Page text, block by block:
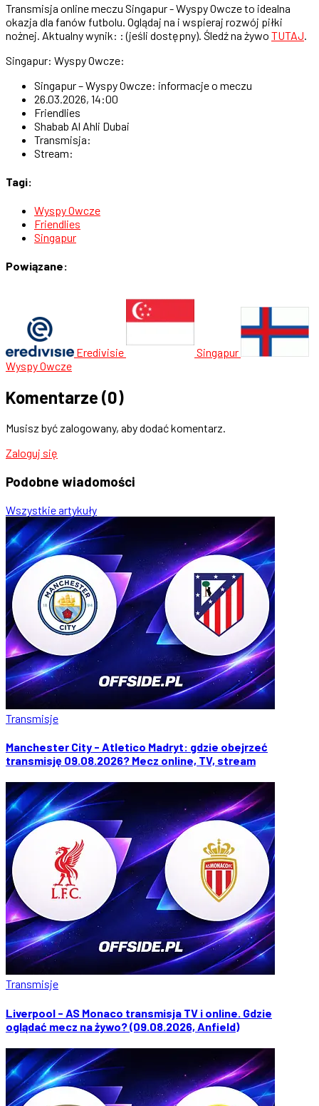
Transmisja online meczu Singapur - Wyspy Owcze to idealna
okazja dla fanów futbolu. Oglądaj na i wspieraj rozwój piłki
nożnej. Aktualny wynik: : (jeśli dostępny). Śledź na żywo TUTAJ
Singapur: Wyspy Owcze:
Singapur – Wyspy Owcze: informacje o meczu
26.03.2026, 14:00
Friendlies
Shabab Al Ahli Dubai
Transmisja:
Stream:
Tagi:
Wyspy Owcze
Friendlies
Singapur
Powiązane:
Eredivisie
Singapur
Wyspy Owcze
Komentarze (0)
Musisz być zalogowany, aby dodać komentarz.
Zaloguj się
Podobne wiadomości
Wszystkie artykuły
Transmisje
Manchester City - Atletico Madryt: gdzie obejrzeć
transmisję 09.08.2026? Mecz online, TV, stream
Transmisje
Liverpool - AS Monaco transmisja TV i online. Gdzie
oglądać mecz na żywo? (09.08.2026, Anfield)